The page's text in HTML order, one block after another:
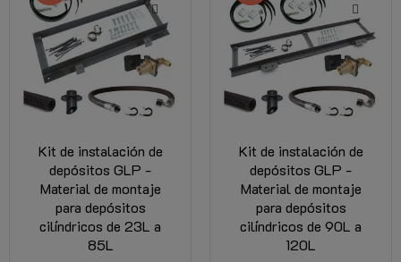
Kit de instalación de
depósitos GLP -
Material de montaje
para depósitos
cilíndricos de 23L a
85L
Kit de instalación de
depósitos GLP -
Material de montaje
para depósitos
cilíndricos de 90L a
120L